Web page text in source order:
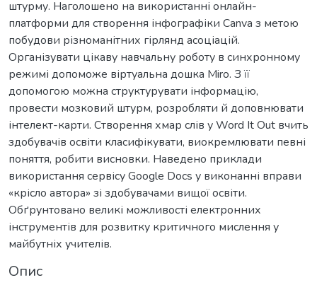
штурму. Наголошено на використанні онлайн-
платформи для створення інфографіки Canva з метою
побудови різноманітних гірлянд асоціацій.
Організувати цікаву навчальну роботу в синхронному
режимі допоможе віртуальна дошка Miro. З її
допомогою можна структурувати інформацію,
провести мозковий штурм, розробляти й доповнювати
інтелект-карти. Створення хмар слів у Word It Out вчить
здобувачів освіти класифікувати, виокремлювати певні
поняття, робити висновки. Наведено приклади
використання сервісу Google Docs у виконанні вправи
«крісло автора» зі здобувачами вищої освіти.
Обґрунтовано великі можливості електронних
інструментів для розвитку критичного мислення у
майбутніх учителів.
Опис